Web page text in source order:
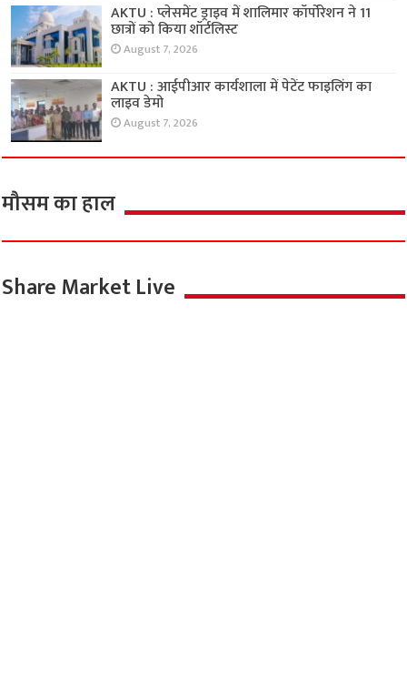
AKTU : प्लेसमेंट ड्राइव में शालिमार कॉर्पोरेशन ने 11
छात्रों को किया शॉर्टलिस्ट
August 7, 2026
AKTU : आईपीआर कार्यशाला में पेटेंट फाइलिंग का
लाइव डेमो
August 7, 2026
मौसम का हाल
Share Market Live